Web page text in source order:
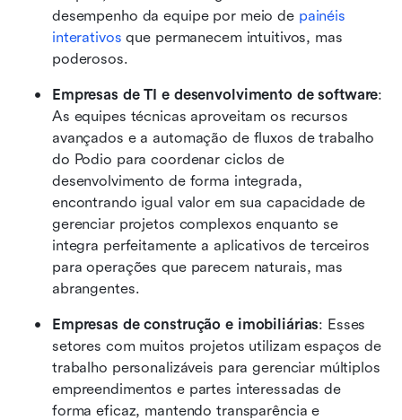
desempenho da equipe por meio de painéis
interativos que permanecem intuitivos, mas
poderosos.
Empresas de TI e desenvolvimento de software:
As equipes técnicas aproveitam os recursos
avançados e a automação de fluxos de trabalho
do Podio para coordenar ciclos de
desenvolvimento de forma integrada,
encontrando igual valor em sua capacidade de
gerenciar projetos complexos enquanto se
integra perfeitamente a aplicativos de terceiros
para operações que parecem naturais, mas
abrangentes.
Empresas de construção e imobiliárias: Esses
setores com muitos projetos utilizam espaços de
trabalho personalizáveis para gerenciar múltiplos
empreendimentos e partes interessadas de
forma eficaz, mantendo transparência e